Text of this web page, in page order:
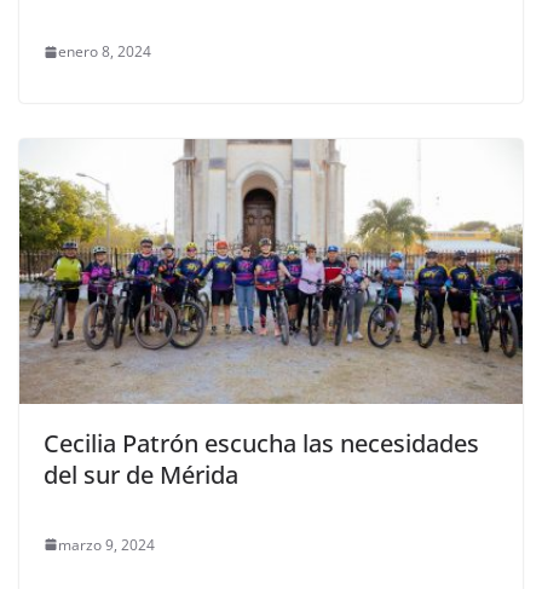
enero 8, 2024
Cecilia Patrón escucha las necesidades
del sur de Mérida
marzo 9, 2024